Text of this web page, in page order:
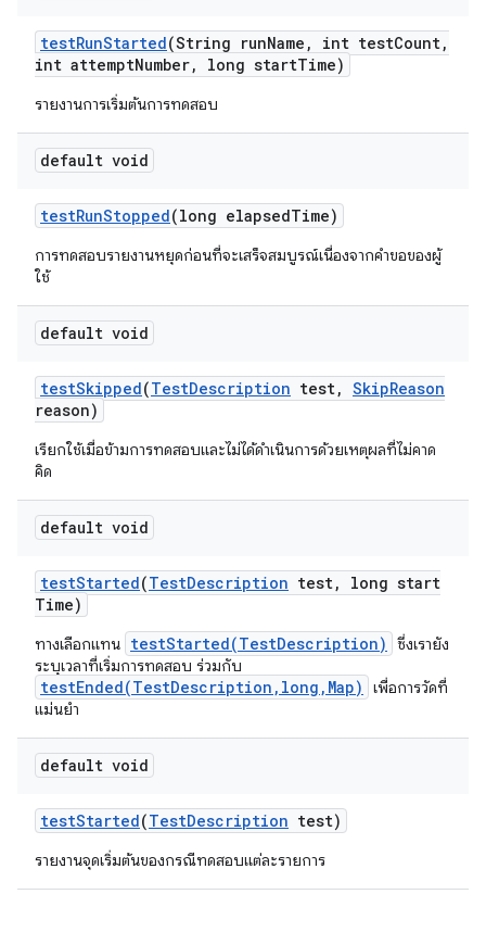
testRunStarted(String runName , int testCount,
int attemptNumber, long startTime)
รายงานการเริ่มต้นการทดสอบ
default void
testRunStopped(long elapsedTime)
การทดสอบรายงานหยุดก่อนที่จะเสร็จสมบูรณ์เนื่องจากคำขอของผู้
ใช้
default void
testSkipped(TestDescription test, SkipReason
reason)
เรียกใช้เมื่อข้ามการทดสอบและไม่ได้ดำเนินการด้วยเหตุผลที่ไม่คาด
คิด
default void
testStarted(TestDescription test,
long start
Time)
ทางเลือกแทน testStarted(TestDescription)
ซึ่งเรายัง
ระบุเวลาที่เริ่มการทดสอบ ร่วมกับ
testEnded(TestDescription,long,Map)
เพื่อการวัดที่
แม่นยำ
default void
testStarted(TestDescription test)
รายงานจุดเริ่มต้นของกรณีทดสอบแต่ละรายการ